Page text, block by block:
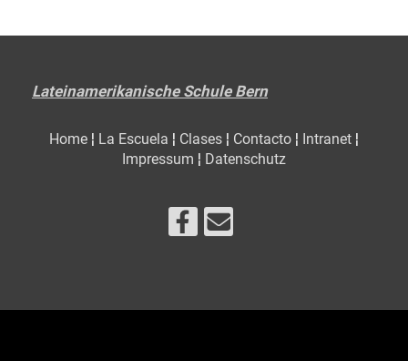
Lateinamerikanische Schule Bern
Home ¦ La Escuela ¦ Clases ¦ Contacto ¦ Intranet ¦
Impressum ¦ Datenschutz